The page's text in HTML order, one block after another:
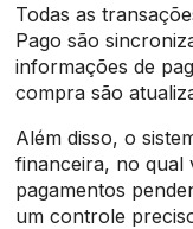
Todas as
Pago são
informações de
compra são
Além disso, o
financeira, no qual
pagamentos
um controle